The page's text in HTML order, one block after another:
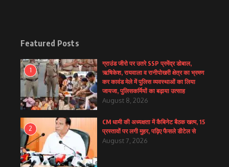
Featured Posts
1
ग्राउंड जीरो पर उतरे SSP प्रमेंद्र डोबाल,
ऋषिकेश, रायवाला व रानीपोखरी क्षेत्र का भ्रमण
कर कावंड मेले में पुलिस व्यवस्थाओं का लिया
जायजा, पुलिसकर्मियों का बढ़ाया उत्साह
August 8, 2026
2
CM धामी की अध्यक्षता में कैबिनेट बैठक खत्म, 15
प्रस्तावों पर लगी मुहर, पढ़िए फैसले डीटेल से
August 7, 2026